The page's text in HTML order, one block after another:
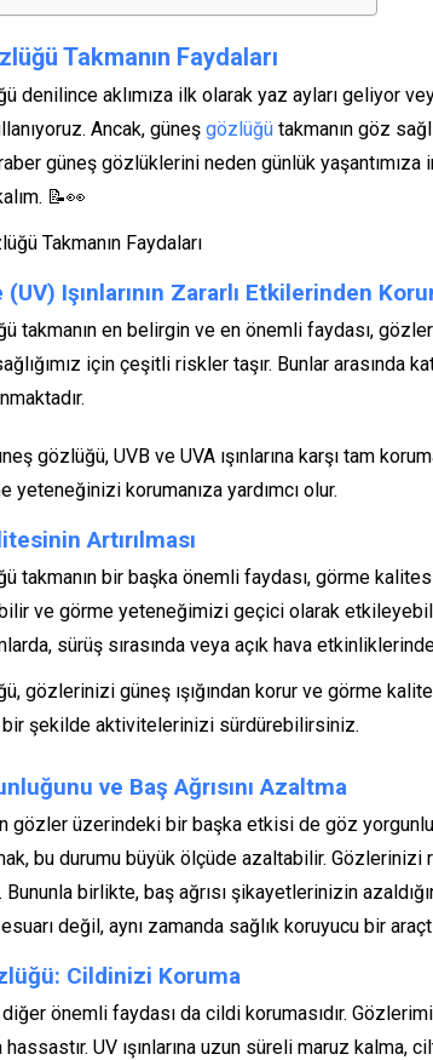
Takmanın Faydaları
denilince aklımıza ilk olarak yaz ayları geliyor
Ancak, güneş gözlüğü takmanın göz
güneş gözlüklerini neden günlük
📝👀
Işınlarının Zararlı Etkilerinden
takmanın en belirgin ve en önemli faydası,
için çeşitli riskler taşır. Bunlar
gözlüğü, UVB ve UVA ışınlarına karşı tam
yeteneğinizi korumanıza yardımcı olur.
Artırılması
takmanın bir başka önemli faydası, görme
ve görme yeteneğimizi geçici olarak
sürüş sırasında veya açık hava
gözlerinizi güneş ışığından korur ve görme
bir şekilde aktivitelerinizi sürdürebilirsiniz.
ve Baş Ağrısını Azaltma
gözler üzerindeki bir başka etkisi de göz
bu durumu büyük ölçüde azaltabilir. Gözlerinizi
Bununla birlikte, baş ağrısı şikayetlerinizin
değil, aynı zamanda sağlık koruyucu bir
Cildinizi Koruma
önemli faydası da cildi korumasıdır.
hassastır. UV ışınlarına uzun süreli maruz kalma,